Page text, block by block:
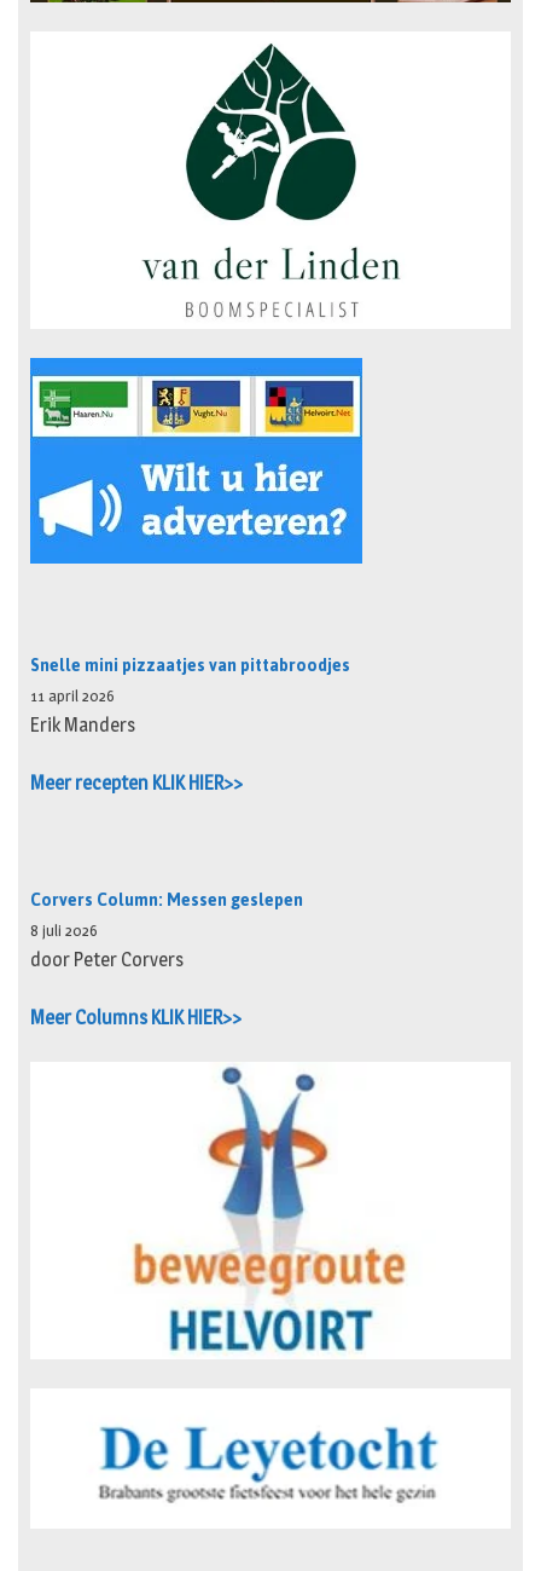
Snelle mini pizzaatjes van pittabroodjes
11 april 2026
Erik Manders
Meer recepten KLIK HIER>>
Corvers Column: Messen geslepen
8 juli 2026
door Peter Corvers
Meer Columns KLIK HIER>>